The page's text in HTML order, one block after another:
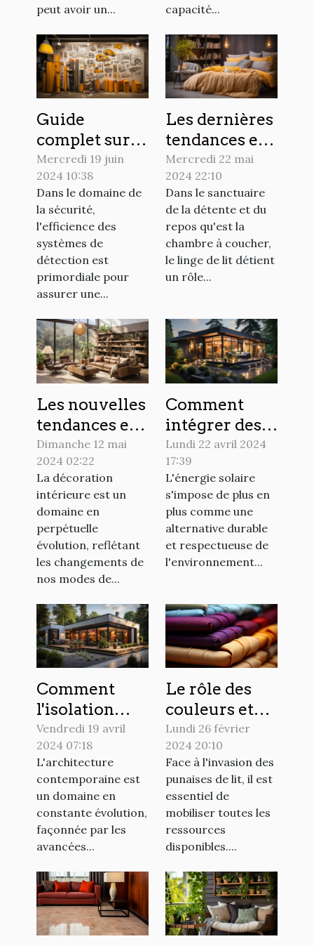
peut avoir un...
capacité...
Guide
complet sur le
choix et
l'installation
des
colonnettes
pour
optimiser la
détection
dans les
systèmes de
sécurité
Mercredi 19 juin
2024 10:38
Dans le domaine de
la sécurité,
l'efficience des
systèmes de
détection est
primordiale pour
assurer une...
Les dernières
tendances en
matière de
design de
linge de lit
pour
sublimer
votre
chambre
Mercredi 22 mai
2024 22:10
Dans le sanctuaire
de la détente et du
repos qu'est la
chambre à coucher,
le linge de lit détient
un rôle...
Les nouvelles
tendances en
matière de
décoration
intérieure
pour 2024
Dimanche 12 mai
2024 02:22
La décoration
intérieure est un
domaine en
perpétuelle
évolution, reflétant
les changements de
nos modes de...
Comment
intégrer des
panneaux
solaires dans
votre design
extérieur
Lundi 22 avril 2024
17:39
L'énergie solaire
s'impose de plus en
plus comme une
alternative durable
et respectueuse de
l'environnement...
Comment
l'isolation
extérieure
influence le
design
moderne des
maisons
Vendredi 19 avril
2024 07:18
L'architecture
contemporaine est
un domaine en
constante évolution,
façonnée par les
avancées...
Le rôle des
couleurs et
des textures
dans la lutte
contre les
punaises de
lit
Lundi 26 février
2024 20:10
Face à l'invasion des
punaises de lit, il est
essentiel de
mobiliser toutes les
ressources
disponibles....